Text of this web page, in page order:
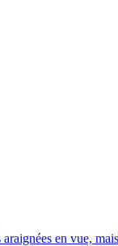
en vue,